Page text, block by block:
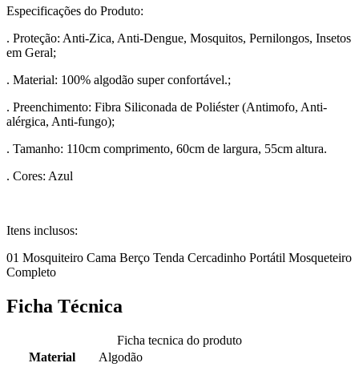
Especificações do Produto:
. Proteção: Anti-Zica, Anti-Dengue, Mosquitos, Pernilongos, Insetos
em Geral;
. Material: 100% algodão super confortável.;
. Preenchimento: Fibra Siliconada de Poliéster (Antimofo, Anti-
alérgica, Anti-fungo);
. Tamanho: 110cm comprimento, 60cm de largura, 55cm altura.
. Cores: Azul
Itens inclusos:
01 Mosquiteiro Cama Berço Tenda Cercadinho Portátil Mosqueteiro
Completo
Ficha Técnica
Ficha tecnica do produto
Material
Algodão